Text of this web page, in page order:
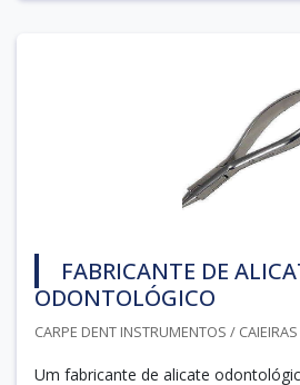
FABRICANTE DE
ODONTOLÓGICO
CARPE DENT INSTRUMENTOS /
Um fabricante de alicate